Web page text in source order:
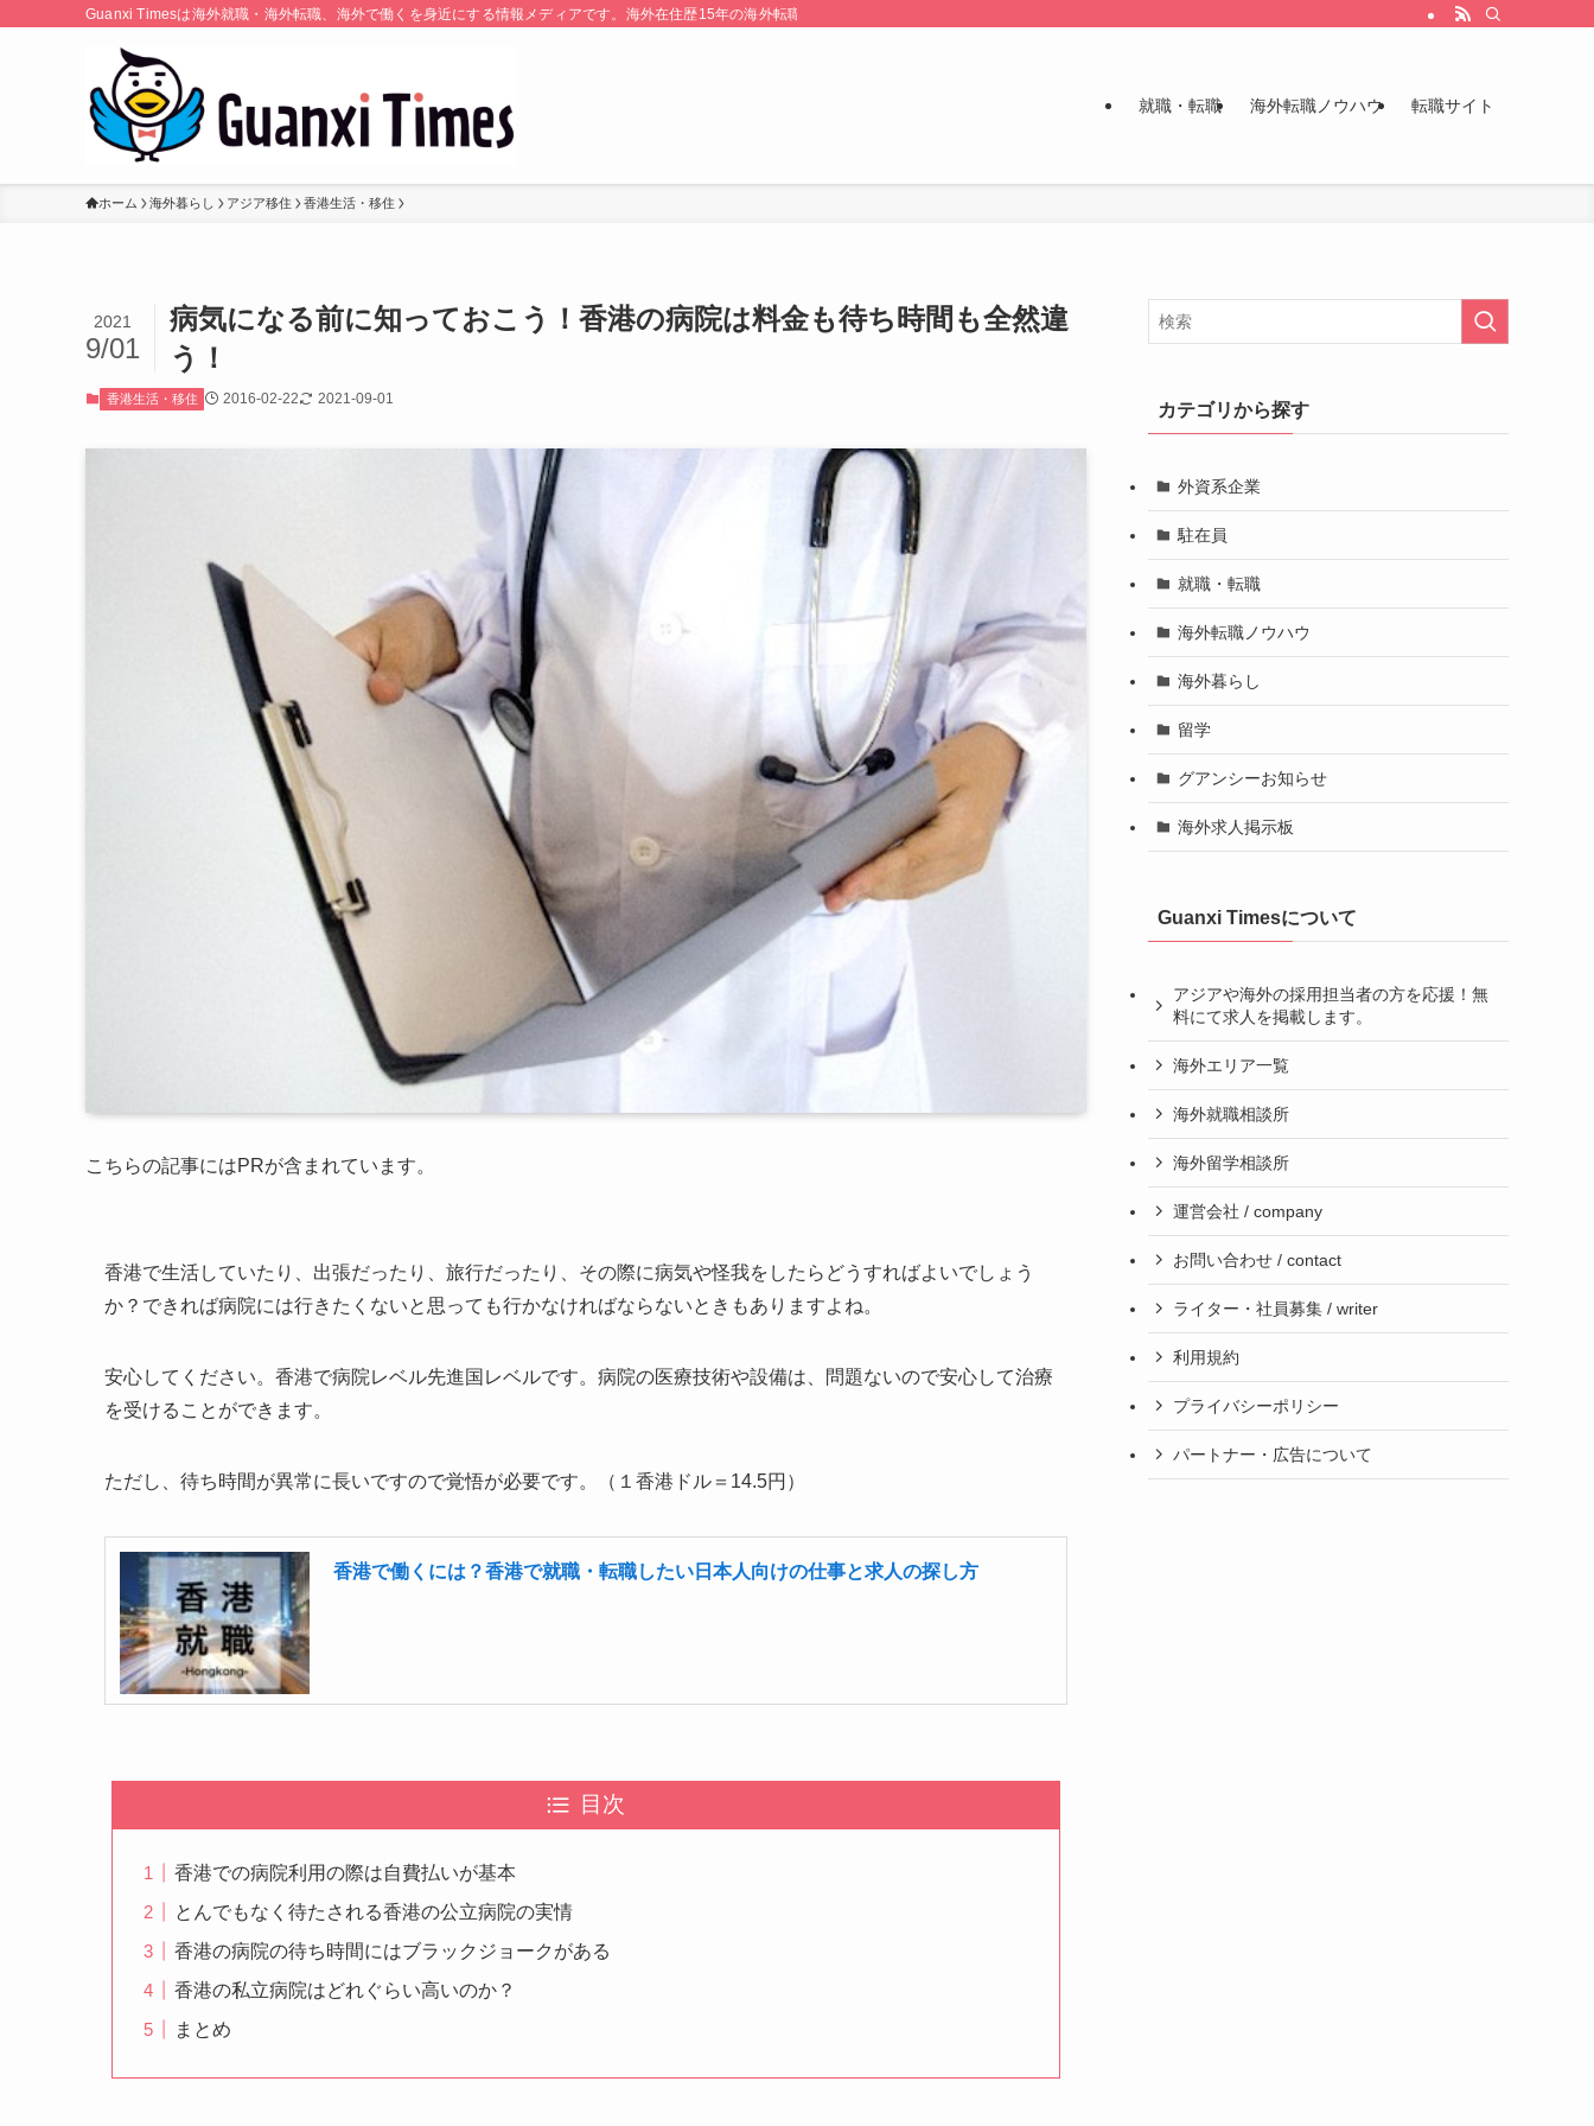
Guanxi Timesは海外就職・海外転職、海外で働くを身近にする情報メディアです。海外在住歴15年の海外転職のプロが監修・運営しています。
就職・転職 海外転職ノウハウ 転職サイト
ホーム 海外暮らし アジア移住 香港生活・移住
病気になる前に知っておこう！香港の病院は料金も待ち時間も全然違
う！
2021
9/01
香港生活・移住 2016-02-22 2021-09-01
こちらの記事にはPRが含まれています。
香港で生活していたり、出張だったり、旅行だったり、その際に病気や怪我をしたらどうすればよいでしょう
か？できれば病院には行きたくないと思っても行かなければならないときもありますよね。
安心してください。香港で病院レベル先進国レベルです。病院の医療技術や設備は、問題ないので安心して治療
を受けることができます。
ただし、待ち時間が異常に長いですので覚悟が必要です。（１香港ドル＝14.5円）
香港で働くには？香港で就職・転職したい日本人向けの仕事と求人の探し方
目次
香港での病院利用の際は自費払いが基本
とんでもなく待たされる香港の公立病院の実情
香港の病院の待ち時間にはブラックジョークがある
香港の私立病院はどれぐらい高いのか？
まとめ
カテゴリから探す
外資系企業
駐在員
就職・転職
海外転職ノウハウ
海外暮らし
留学
グアンシーお知らせ
海外求人掲示板
Guanxi Timesについて
アジアや海外の採用担当者の方を応援！無
料にて求人を掲載します。
海外エリア一覧
海外就職相談所
海外留学相談所
運営会社 / company
お問い合わせ / contact
ライター・社員募集 / writer
利用規約
プライバシーポリシー
パートナー・広告について